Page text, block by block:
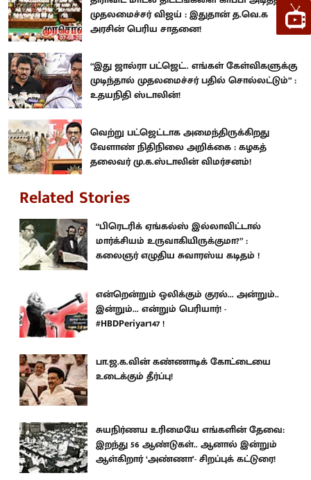
முதலமைச்சர் விஜய் : இதுதான் த.வெ.க
அரசின் பெரிய சாதனை!
“இது ஜால்ரா பட்ஜெட்.. எங்கள் கேள்விகளுக்கு
முடிந்தால் முதலமைச்சர் பதில் சொல்லட்டும்” :
உதயநிதி ஸ்டாலின்!
வெற்று பட்ஜெட்டாக அமைந்திருக்கிறது
வேளாண் நிதிநிலை அறிக்கை : கழகத்
தலைவர் மு.க.ஸ்டாலின் விமர்சனம்!
Related Stories
“பிரெடரிக் ஏங்கல்ஸ் இல்லாவிட்டால்
மார்க்சியம் உருவாகியிருக்குமா?” :
கலைஞர் எழுதிய சுவாரஸ்ய கடிதம் !
என்றென்றும் ஒலிக்கும் குரல்... அன்றும்..
இன்றும்... என்றும் பெரியார்! -
#HBDPeriyar147 !
பா.ஜ.க.வின் கண்ணாடிக் கோட்டையை
உடைக்கும் தீர்ப்பு!
சுயநிர்ணய உரிமையே எங்களின் தேவை:
இறந்து 56 ஆண்டுகள்.. ஆனால் இன்றும்
ஆள்கிறார் ‘அண்ணா’- சிறப்புக் கட்டுரை!